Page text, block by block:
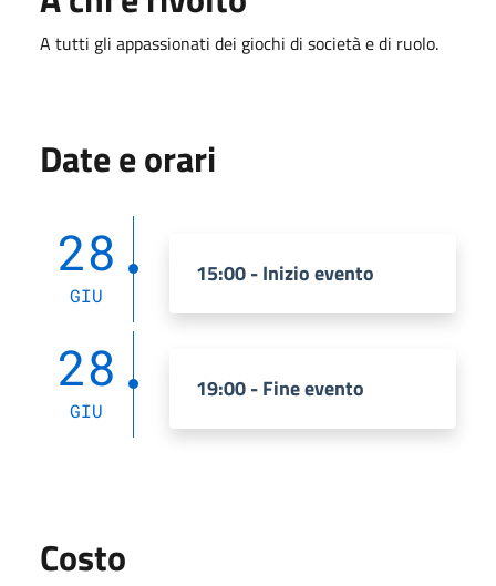
A tutti gli appassionati dei giochi di società e di ruolo.
Date e orari
28
GIU
15:00 - Inizio evento
28
GIU
19:00 - Fine evento
Costo